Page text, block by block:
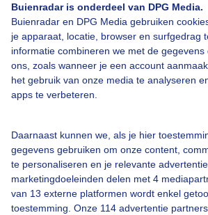
Buienradar is onderdeel van DPG Media.
Buienradar en DPG Media gebruiken
je apparaat, locatie, browser en surfgedrag
informatie combineren we met de
ons, zoals wanneer je een account
het gebruik van onze media te analyseren
apps te verbeteren.
Daarnaast kunnen we, als je hier
gegevens gebruiken om onze content,
te personaliseren en je relevante
marketingdoeleinden delen met 4
van 13 externe platformen wordt enkel
toestemming. Onze 114 advertentie
Een moment geduld
Over Buienradar